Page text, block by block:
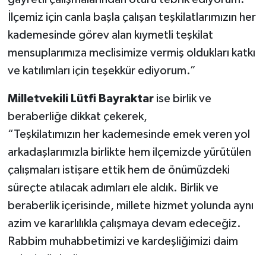
İlçemiz için canla başla çalışan teşkilatlarımızın her
kademesinde görev alan kıymetli teşkilat
mensuplarımıza meclisimize vermiş oldukları katkı
ve katılımları için teşekkür ediyorum.”
Milletvekili Lütfi Bayraktarise birlik ve
beraberliğe dikkat çekerek,
“Teşkilatımızın her kademesinde emek veren yol
arkadaşlarımızla birlikte hem ilçemizde yürütülen
çalışmaları istişare ettik hem de önümüzdeki
süreçte atılacak adımları ele aldık. Birlik ve
beraberlik içerisinde, millete hizmet yolunda aynı
azim ve kararlılıkla çalışmaya devam edeceğiz.
Rabbim muhabbetimizi ve kardeşliğimizi daim